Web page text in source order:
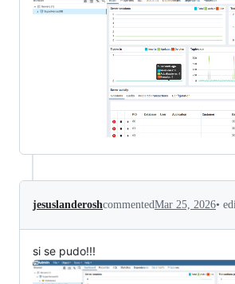
jesuslanderoshcommentedMar 25, 2026•
si se pudo!!!